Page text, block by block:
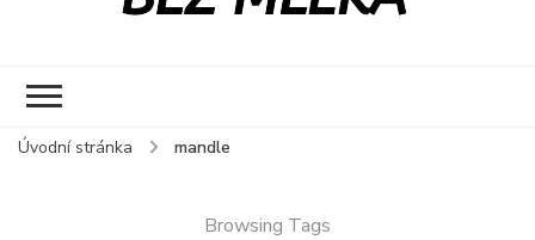
Úvodní stránka mandle
Browsing Tags